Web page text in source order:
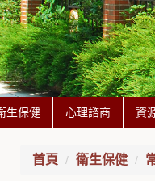
生保健 心理諮商 資
首頁 衛生保健